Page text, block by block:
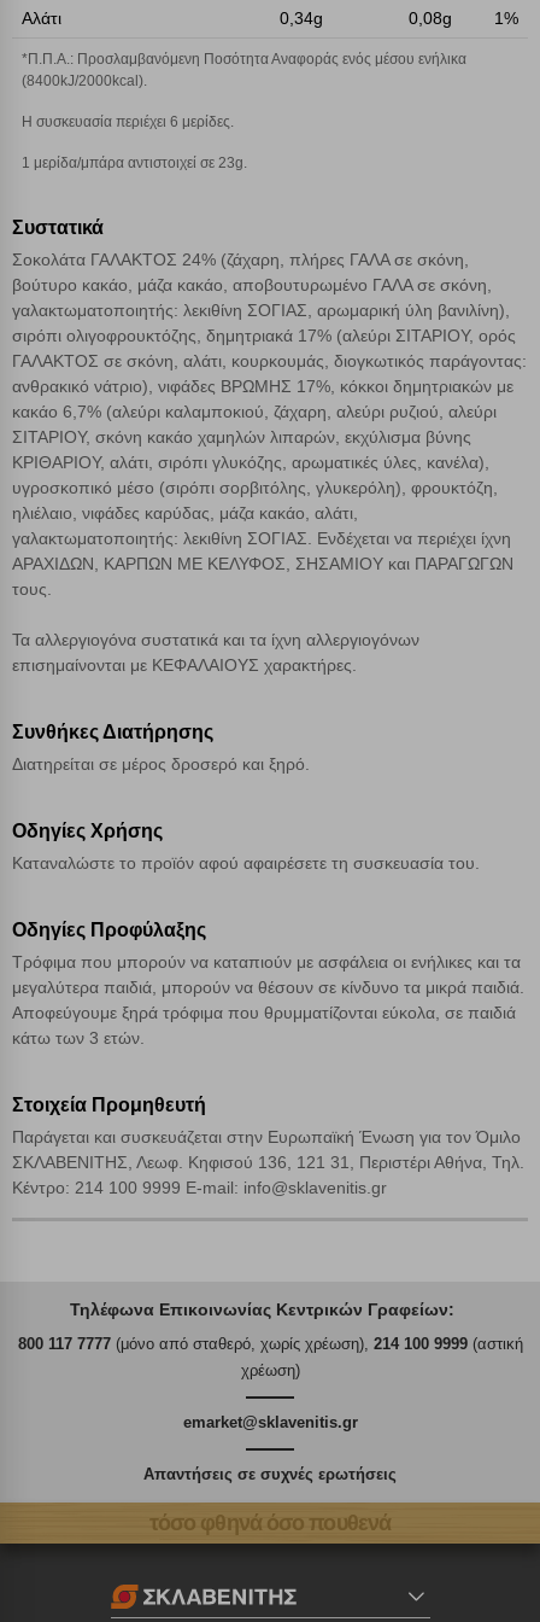
Αλάτι
0,34g 0,08g 1%
*Π.Π.Α.: Προσλαμβανόμενη Ποσότητα Αναφοράς ενός μέσου ενήλικα
(8400kJ/2000kcal).
H συσκευασία περιέχει 6 μερίδες.
1 μερίδα/μπάρα αντιστοιχεί σε 23g.
Συστατικά
Σοκολάτα ΓΑΛΑΚΤΟΣ 24% (ζάχαρη, πλήρες ΓΑΛΑ σε σκόνη,
βούτυρο κακάο, μάζα κακάο, αποβουτυρωμένο ΓΑΛΑ σε σκόνη,
γαλακτωματοποιητής: λεκιθίνη ΣΟΓΙΑΣ, αρωμαρική ύλη βανιλίνη),
σιρόπι ολιγοφρουκτόζης, δημητριακά 17% (αλεύρι ΣΙΤΑΡΙΟΥ, ορός
ΓΑΛΑΚΤΟΣ σε σκόνη, αλάτι, κουρκουμάς, διογκωτικός παράγοντας:
ανθρακικό νάτριο), νιφάδες ΒΡΩΜΗΣ 17%, κόκκοι δημητριακών με
κακάο 6,7% (αλεύρι καλαμποκιού, ζάχαρη, αλεύρι ρυζιού, αλεύρι
ΣΙΤΑΡΙΟΥ, σκόνη κακάο χαμηλών λιπαρών, εκχύλισμα βύνης
ΚΡΙΘΑΡΙΟΥ, αλάτι, σιρόπι γλυκόζης, αρωματικές ύλες, κανέλα),
υγροσκοπικό μέσο (σιρόπι σορβιτόλης, γλυκερόλη), φρουκτόζη,
ηλιέλαιο, νιφάδες καρύδας, μάζα κακάο, αλάτι,
γαλακτωματοποιητής: λεκιθίνη ΣΟΓΙΑΣ. Ενδέχεται να περιέχει ίχνη
ΑΡΑΧΙΔΩΝ, ΚΑΡΠΩΝ ΜΕ ΚΕΛΥΦΟΣ, ΣΗΣΑΜΙΟΥ και ΠΑΡΑΓΩΓΩΝ
τους.
Τα αλλεργιογόνα συστατικά και τα ίχνη αλλεργιογόνων
επισημαίνονται με ΚΕΦΑΛΑΙΟΥΣ χαρακτήρες.
Συνθήκες Διατήρησης
Διατηρείται σε μέρος δροσερό και ξηρό.
Οδηγίες Χρήσης
Καταναλώστε το προϊόν αφού αφαιρέσετε τη συσκευασία του.
Οδηγίες Προφύλαξης
Τρόφιμα που μπορούν να καταπιούν με ασφάλεια οι ενήλικες και τα
μεγαλύτερα παιδιά, μπορούν να θέσουν σε κίνδυνο τα μικρά παιδιά.
Αποφεύγουμε ξηρά τρόφιμα που θρυμματίζονται εύκολα, σε παιδιά
κάτω των 3 ετών.
Στοιχεία Προμηθευτή
Παράγεται και συσκευάζεται στην Ευρωπαϊκή Ένωση για τον Όμιλο
ΣΚΛΑΒΕΝΙΤΗΣ, Λεωφ. Κηφισού 136, 121 31, Περιστέρι Αθήνα, Τηλ.
Κέντρο: 214 100 9999 E-mail: info@sklavenitis.gr
Τηλέφωνα Επικοινωνίας Κεντρικών Γραφείων:
800 117 7777(μόνο από σταθερό, χωρίς χρέωση), 214 100 9999(αστική
χρέωση)
emarket@sklavenitis.gr
Απαντήσεις σε συχνές ερωτήσεις
τόσο φθηνά όσο πουθενά
Λειτουργικά cookies
Cookies απόδοσης
Απολύτως απαραίτητα cookies
Αποθήκευση ρυθμίσεων
Απόρριψη όλων
Αποδοχή όλων